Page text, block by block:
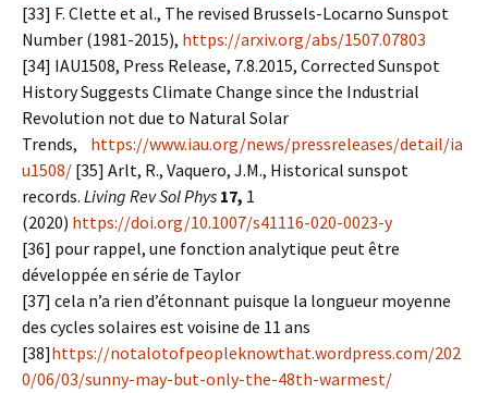
[33] F. Clette et al., The revised Brussels-Locarno Sunspot
Number (1981-2015), https://arxiv.org/abs/1507.07803
[34] IAU1508, Press Release, 7.8.2015, Corrected Sunspot
History Suggests Climate Change since the Industrial
Revolution not due to Natural Solar
Trends, https://www.iau.org/news/pressreleases/detail/ia
u1508/ [35] Arlt, R., Vaquero, J.M., Historical sunspot
records. Living Rev Sol Phys 17, 1
(2020) https://doi.org/10.1007/s41116-020-0023-y
[36] pour rappel, une fonction analytique peut être
développée en série de Taylor
[37] cela n’a rien d’étonnant puisque la longueur moyenne
des cycles solaires est voisine de 11 ans
[38]https://notalotofpeopleknowthat.wordpress.com/202
0/06/03/sunny-may-but-only-the-48th-warmest/